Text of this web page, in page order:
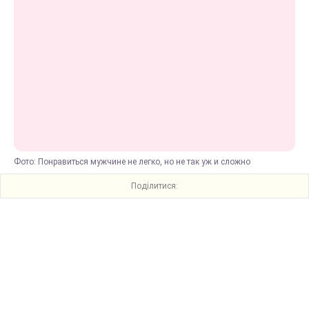
Фото: Понравиться мужчине не легко, но не так уж и сложно
Поділитися: